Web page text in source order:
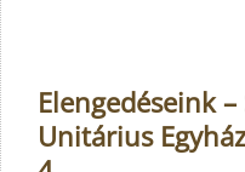
Elengedéseink
Unitárius